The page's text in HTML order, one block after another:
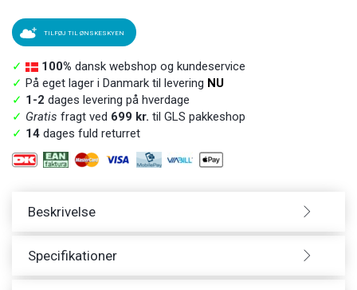
TILFØJ TIL ØNSKESKYEN
✓ 100% dansk webshop og kundeservice
✓ På eget lager i Danmark til levering NU
✓ 1-2 dages levering på hverdage
✓ Gratis fragt ved 699 kr. til GLS pakkeshop
✓ 14 dages fuld returret
Beskrivelse
Specifikationer